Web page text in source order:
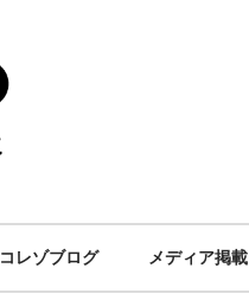
コレゾブログ メディア掲載